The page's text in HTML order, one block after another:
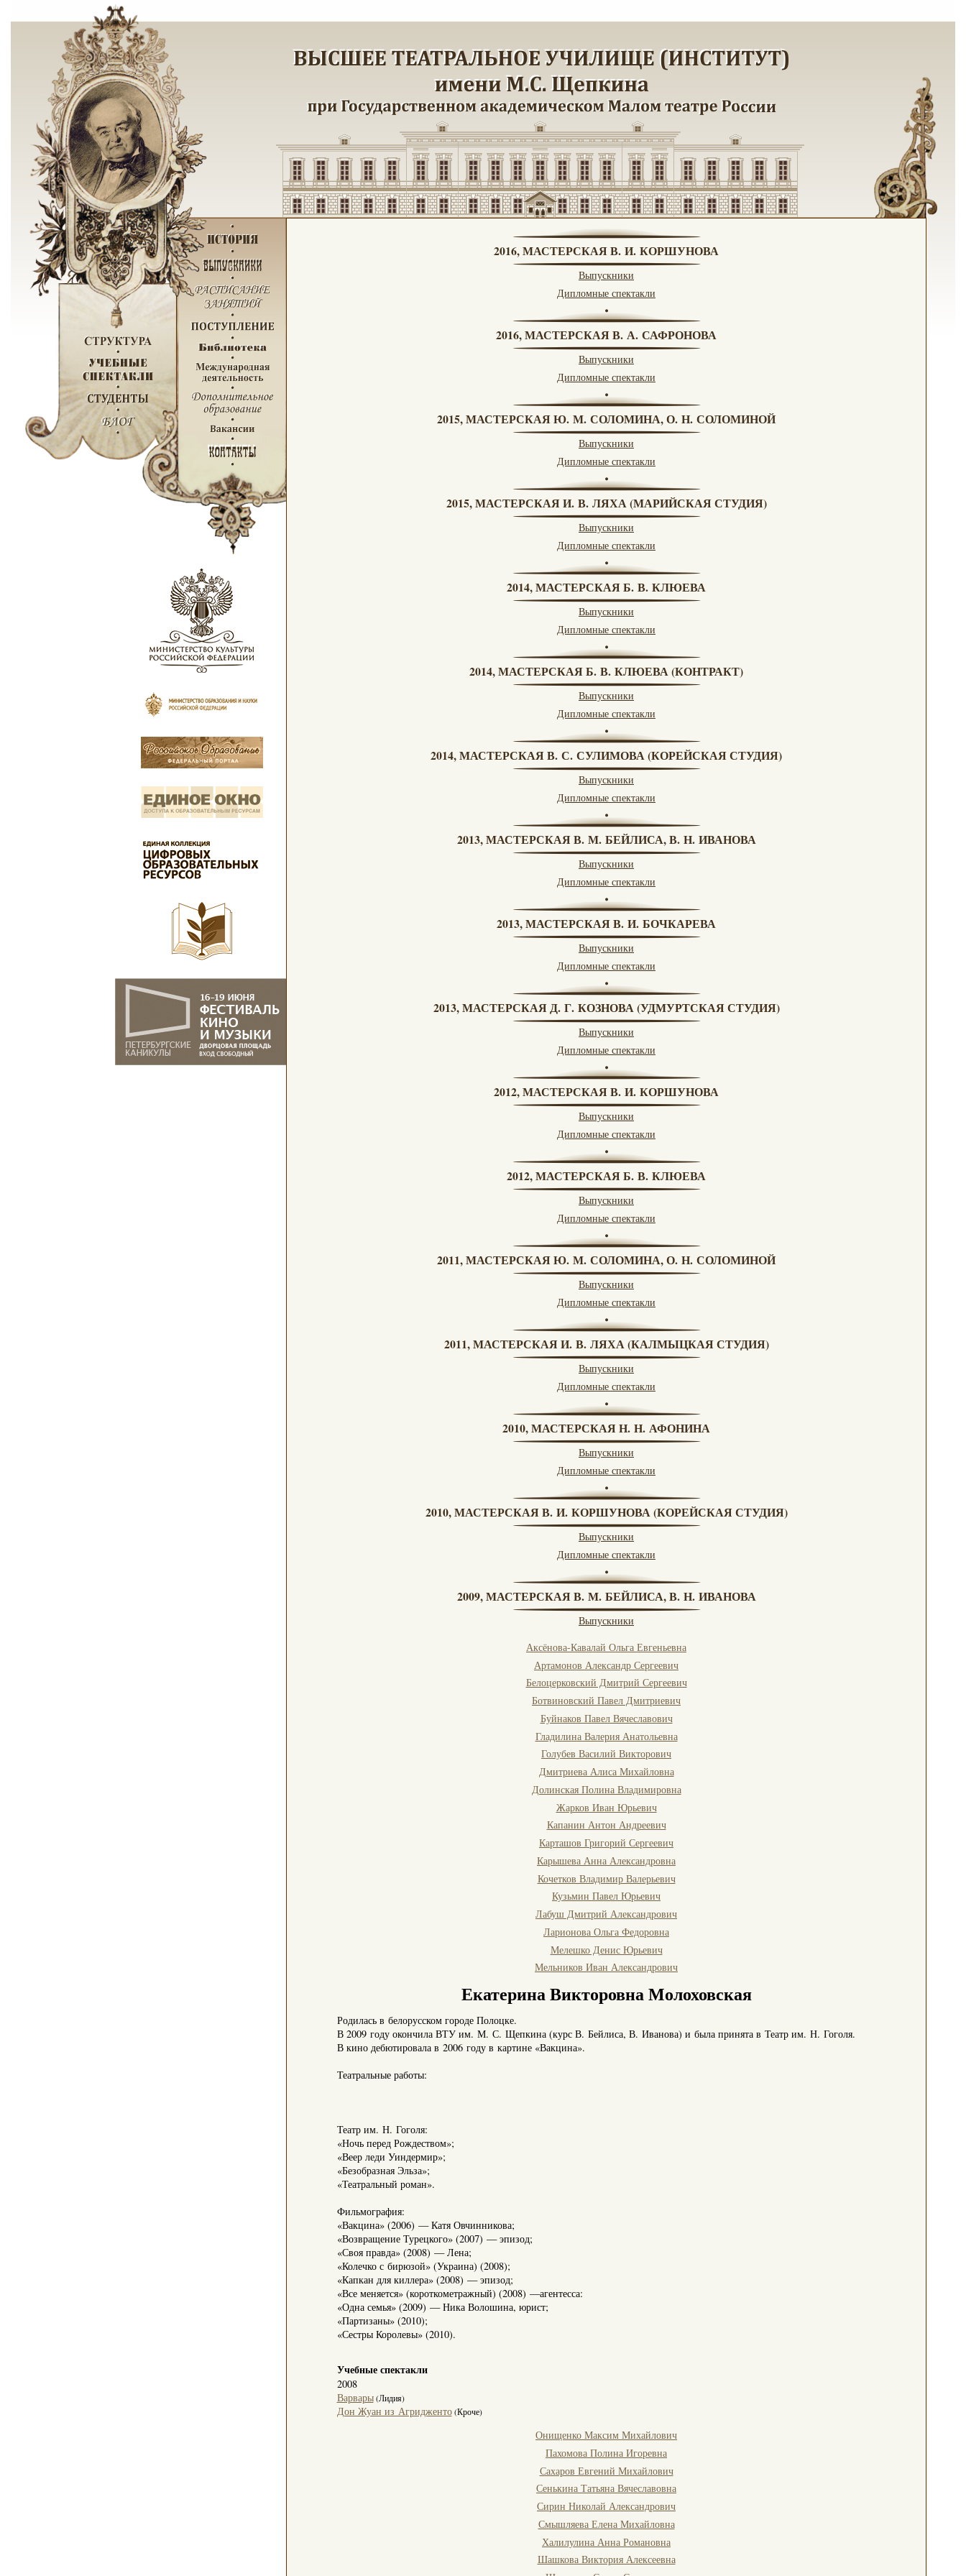
2016, МАСТЕРСКАЯ В. И. КОРШУНОВА
Выпускники
Дипломные спектакли
2016, МАСТЕРСКАЯ В. А. САФРОНОВА
Выпускники
Дипломные спектакли
2015, МАСТЕРСКАЯ Ю. М. СОЛОМИНА, О. Н. СОЛОМИНОЙ
Выпускники
Дипломные спектакли
2015, МАСТЕРСКАЯ И. В. ЛЯХА (МАРИЙСКАЯ СТУДИЯ)
Выпускники
Дипломные спектакли
2014, МАСТЕРСКАЯ Б. В. КЛЮЕВА
Выпускники
Дипломные спектакли
2014, МАСТЕРСКАЯ Б. В. КЛЮЕВА (КОНТРАКТ)
Выпускники
Дипломные спектакли
2014, МАСТЕРСКАЯ В. С. СУЛИМОВА (КОРЕЙСКАЯ СТУДИЯ)
Выпускники
Дипломные спектакли
2013, МАСТЕРСКАЯ В. М. БЕЙЛИСА, В. Н. ИВАНОВА
Выпускники
Дипломные спектакли
2013, МАСТЕРСКАЯ В. И. БОЧКАРЕВА
Выпускники
Дипломные спектакли
2013, МАСТЕРСКАЯ Д. Г. КОЗНОВА (УДМУРТСКАЯ СТУДИЯ)
Выпускники
Дипломные спектакли
2012, МАСТЕРСКАЯ В. И. КОРШУНОВА
Выпускники
Дипломные спектакли
2012, МАСТЕРСКАЯ Б. В. КЛЮЕВА
Выпускники
Дипломные спектакли
2011, МАСТЕРСКАЯ Ю. М. СОЛОМИНА, О. Н. СОЛОМИНОЙ
Выпускники
Дипломные спектакли
2011, МАСТЕРСКАЯ И. В. ЛЯХА (КАЛМЫЦКАЯ СТУДИЯ)
Выпускники
Дипломные спектакли
2010, МАСТЕРСКАЯ Н. Н. АФОНИНА
Выпускники
Дипломные спектакли
2010, МАСТЕРСКАЯ В. И. КОРШУНОВА (КОРЕЙСКАЯ СТУДИЯ)
Выпускники
Дипломные спектакли
2009, МАСТЕРСКАЯ В. М. БЕЙЛИСА, В. Н. ИВАНОВА
Выпускники
Аксёнова-Кавалай Ольга Евгеньевна
Артамонов Александр Сергеевич
Белоцерковский Дмитрий Сергеевич
Ботвиновский Павел Дмитриевич
Буйнаков Павел Вячеславович
Гладилина Валерия Анатольевна
Голубев Василий Викторович
Дмитриева Алиса Михайловна
Долинская Полина Владимировна
Жарков Иван Юрьевич
Капанин Антон Андреевич
Карташов Григорий Сергеевич
Карышева Анна Александровна
Кочетков Владимир Валерьевич
Кузьмин Павел Юрьевич
Лабуш Дмитрий Александрович
Ларионова Ольга Федоровна
Мелешко Денис Юрьевич
Мельников Иван Александрович
Екатерина Викторовна Молоховская
Родилась в белорусском городе Полоцке.
В 2009 году окончила ВТУ им. М. С. Щепкина (курс В. Бейлиса, В. Иванова) и была принята в Театр им. Н. Гоголя.
В кино дебютировала в 2006 году в картине «Вакцина».
Театральные работы:
Театр им. Н. Гоголя:
«Ночь перед Рождеством»;
«Веер леди Уиндермир»;
«Безобразная Эльза»;
«Театральный роман».
Фильмография:
«Вакцина» (2006) — Катя Овчинникова;
«Возвращение Турецкого» (2007) — эпизод;
«Своя правда» (2008) — Лена;
«Колечко с бирюзой» (Украина) (2008);
«Капкан для киллера» (2008) — эпизод;
«Все меняется» (короткометражный) (2008) —агентесса:
«Одна семья» (2009) — Ника Волошина, юрист;
«Партизаны» (2010);
«Сестры Королевы» (2010).
Учебные спектакли
2008
Варвары(Лидия)
Дон Жуан из Агридженто(Кроче)
Онищенко Максим Михайлович
Пахомова Полина Игоревна
Сахаров Евгений Михайлович
Сенькина Татьяна Вячеславовна
Сирин Николай Александрович
Смышляева Елена Михайловна
Халилулина Анна Романовна
Шашкова Виктория Алексеевна